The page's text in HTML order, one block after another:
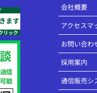
会社概要
アクセスマ
お問い合わ
採用案内
通信販売シ